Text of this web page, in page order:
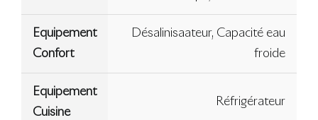
Equipement
Confort
Désalinisaateur, Capacité eau
froide
Equipement
Cuisine
Réfrigérateur